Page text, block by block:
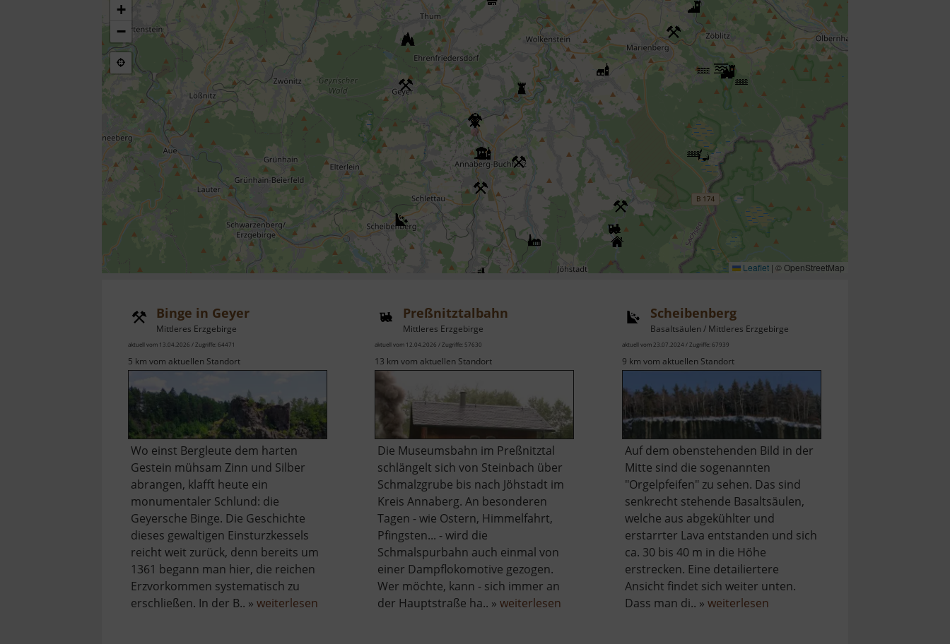
+
−
Leaflet | © OpenStreetMap
Binge in Geyer
Mittleres Erzgebirge
aktuell vom 13.04.2026 / Zugriffe: 64471
5 km vom aktuellen Standort
Wo einst Bergleute dem harten
Gestein mühsam Zinn und Silber
abrangen, klafft heute ein
monumentaler Schlund: die
Geyersche Binge. Die Geschichte
dieses gewaltigen Einsturzkessels
reicht weit zurück, denn bereits um
1361 begann man hier, die reichen
Erzvorkommen systematisch zu
erschließen. In der B.. » weiterlesen
Preßnitztalbahn
Mittleres Erzgebirge
aktuell vom 12.04.2026 / Zugriffe: 57630
13 km vom aktuellen Standort
Die Museumsbahn im Preßnitztal
schlängelt sich von Steinbach über
Schmalzgrube bis nach Jöhstadt im
Kreis Annaberg. An besonderen
Tagen - wie Ostern, Himmelfahrt,
Pfingsten... - wird die
Schmalspurbahn auch einmal von
einer Dampflokomotive gezogen.
Wer möchte, kann - sich immer an
der Hauptstraße ha.. »weiterlesen
Scheibenberg
Basaltsäulen / Mittleres Erzgebirge
aktuell vom 23.07.2024 / Zugriffe: 67939
9 km vom aktuellen Standort
Auf dem obenstehenden Bild in der
Mitte sind die sogenannten
"Orgelpfeifen" zu sehen. Das sind
senkrecht stehende Basaltsäulen,
welche aus abgekühlter und
erstarrter Lava entstanden und sich
ca. 30 bis 40 m in die Höhe
erstrecken. Eine detailiertere
Ansicht findet sich weiter unten.
Dass man di.. » weiterlesenüber